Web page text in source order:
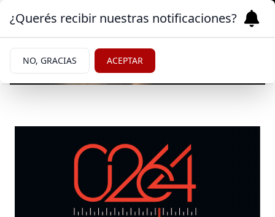
¿Querés recibir nuestras notificaciones?
NO, GRACIAS ACEPTAR